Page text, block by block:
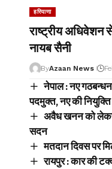
हरियाणा
राष्ट्रीय अधिवेशन
नायब सैनी
ByAzaan News
नेपाल : नए
पदमुक्त, नए की नियुक्ति
अवैध खनन को लेकर
सदन
मतदान दिवस पर
रायपुर : कार की